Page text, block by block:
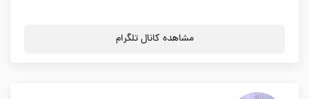
مشاهده کانال تلگرام